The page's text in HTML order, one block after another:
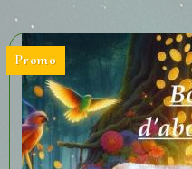
Promo